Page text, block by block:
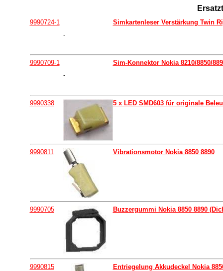
9990724-1
-
Simkartenleser Verstärkung Twin
9990709-1
-
Sim-Konnektor Nokia 8210/8850/
9990338 5 x LED SMD603 für originale
9990811 Vibrationsmotor Nokia 8850 8890
9990705 Buzzergummi Nokia 8850 8890
9990815 Entriegelung Akkudeckel Nokia